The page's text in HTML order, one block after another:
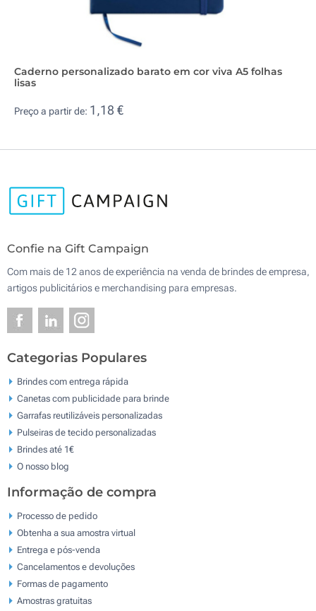
Caderno personalizado barato em cor viva A5 folhas
lisas
Preço a partir de: 1,18 €
Confie na Gift Campaign
Com mais de 12 anos de experiência na venda de brindes de empresa,
artigos publicitários e merchandising para empresas.
Categorias Populares
Brindes com entrega rápida
Canetas com publicidade para brinde
Garrafas reutilizáveis personalizadas
Pulseiras de tecido personalizadas
Brindes até 1€
O nosso blog
Informação de compra
Processo de pedido
Obtenha a sua amostra virtual
Entrega e pós-venda
Cancelamentos e devoluções
Formas de pagamento
Amostras gratuitas